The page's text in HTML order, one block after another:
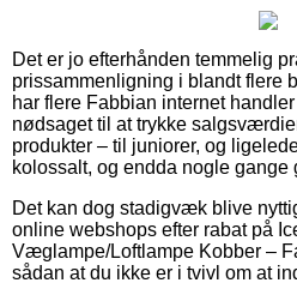
Det er jo efterhånden temmelig
prissammenligning i blandt flere
har flere Fabbian internet
nødsaget til at trykke
produkter – til juniorer, og
kolossalt, og endda nogle gange
Det kan dog stadigvæk blive
online webshops efter rabat på
Væglampe/Loftlampe Kobber –
sådan at du ikke er i tvivl om at